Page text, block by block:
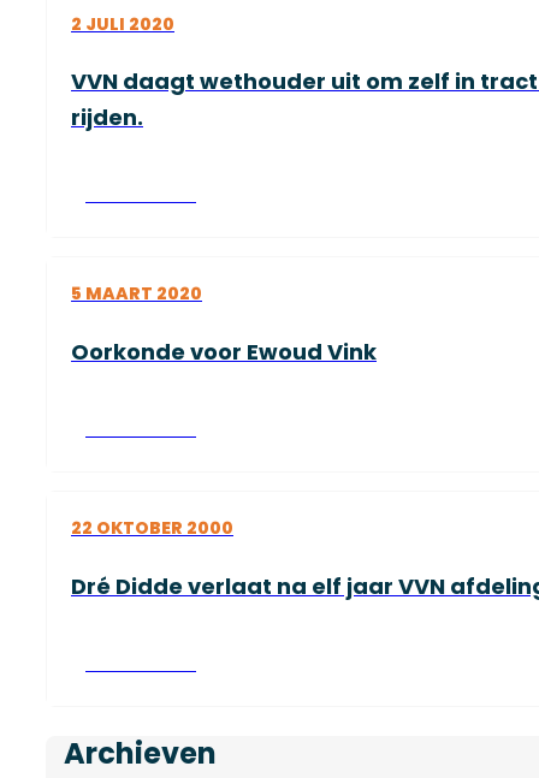
2 JULI 2020
VVN daagt wethouder uit om zelf in
rijden.
Lees verder
5 MAART 2020
Oorkonde voor Ewoud Vink
22 OKTOBER 2000
Dré Didde verlaat na elf jaar VVN
Archieven